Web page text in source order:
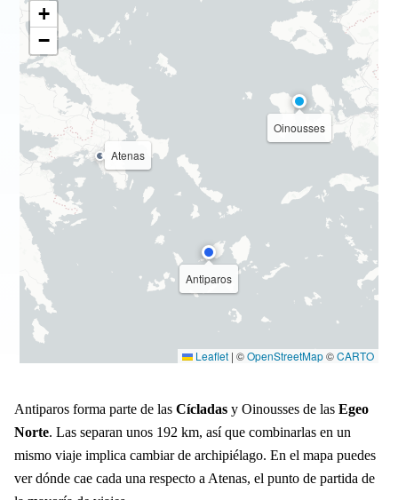
Antiparos
Oinousses
Atenas
+
−
Leaflet | ©OpenStreetMap©CARTO
Antiparos forma parte de las Cícladas y Oinousses de las Egeo
Norte. Las separan unos 192 km, así que combinarlas en un
mismo viaje implica cambiar de archipiélago. En el mapa puedes
ver dónde cae cada una respecto a Atenas, el punto de partida de